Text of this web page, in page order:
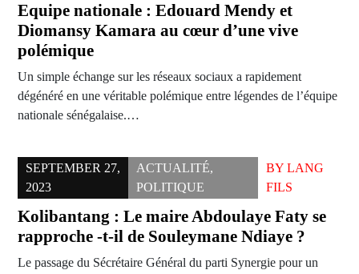
Equipe nationale : Edouard Mendy et
Diomansy Kamara au cœur d’une vive
polémique
Un simple échange sur les réseaux sociaux a rapidement
dégénéré en une véritable polémique entre légendes de l’équipe
nationale sénégalaise.…
SEPTEMBER 27,
2023
ACTUALITÉ,
POLITIQUE
BYLANG
FILS
Kolibantang : Le maire Abdoulaye Faty se
rapproche -t-il de Souleymane Ndiaye ?
Le passage du Sécrétaire Général du parti Synergie pour un